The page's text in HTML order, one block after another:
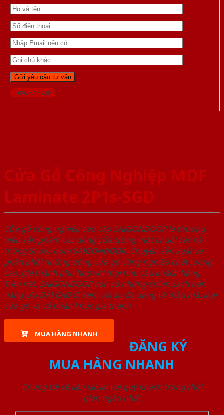
Gọi 0976.169.864
Cửa Gỗ Công Nghiệp MDF
Laminate 2P1s-SGD
Cửa gỗ công nghiệp cao cấp SAIGONDOOR là thương
hiệu sản phẩm các dòng cửa trong một chuỗi các hệ
thống Showroom SAIGONDOOR. Chuyên sản xuất và
phân phối những dòng cửa gỗ công nghiệp chất lượng
cao, giá thành phù hợp với mọi nhu cầu khách hàng.
Trên hết, SAIGONDOOR còn có những chính sách bán
hàng ƯU ĐÃI CAO đi kèm với sự đa dạng về mẫu mã, loại
cửa gỗ và cả phân khúc giá thành.
MUA HÀNG NHANH
ĐĂNG KÝ
MUA HÀNG NHANH
Chúng tôi sẽ liên lạc lại với quý khách trong thời
gian ngắn nhất